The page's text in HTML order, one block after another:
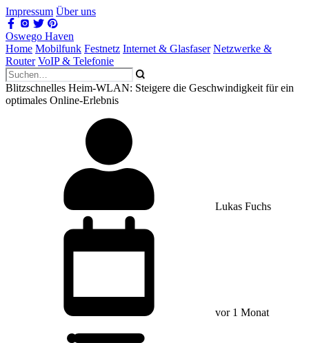
Impressum Über uns
Oswego Haven
Home Mobilfunk Festnetz Internet & Glasfaser Netzwerke &
Router VoIP & Telefonie
Blitzschnelles Heim-WLAN: Steigere die Geschwindigkeit für ein
optimales Online-Erlebnis
Lukas Fuchs
vor 1 Monat